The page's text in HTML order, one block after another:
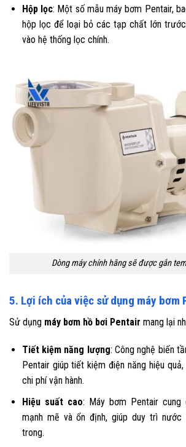
Hộp lọc: Một số mẫu máy bơm Pentair,
hộp lọc để loại bỏ các tạp chất lớn
vào hệ thống lọc chính.
Dòng máy chính hãng sẽ được gắn
5. Lợi ích của việc sử dụng máy bơm
Sử dụng máy bơm hồ bơi Pentair mang lại
Tiết kiệm năng lượng: Công nghệ biến
Pentair giúp tiết kiệm điện năng hiệu
chi phí vận hành.
Hiệu suất cao: Máy bơm Pentair
mạnh mẽ và ổn định, giúp duy trì nước
trong.